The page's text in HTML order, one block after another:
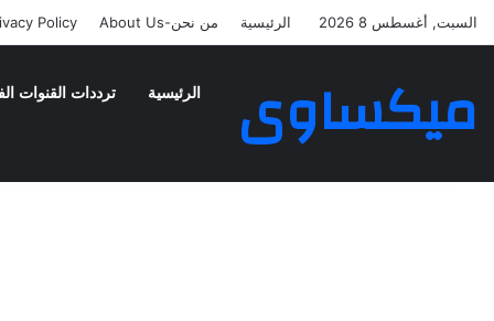
السبت, أغسطس 8 2026 الرئيسية من نحن-About Us Policy
ميكساوى الرئيسية ترددات القنوات